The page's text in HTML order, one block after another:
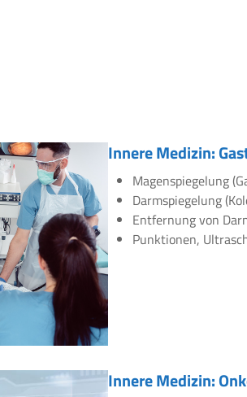
Innere Medizin:
Magenspiegelung
Darmspiegelung
Entfernung von
Punktionen,
Innere Medizin: